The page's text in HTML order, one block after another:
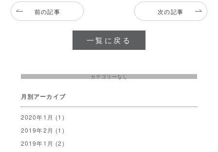
前の記事 次の記事
一覧に戻る
カテゴリーなし
月別アーカイブ
2020年1月 (1)
2019年2月 (1)
2019年1月 (2)